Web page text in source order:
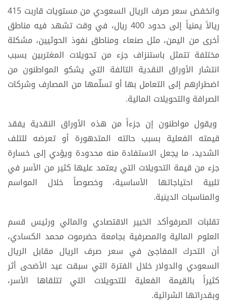
وانخفض سعر صرف الريال السعودي من مستويات قاربت 415
ريالاً يمنياً إلى حدود 400 ريال، في وقت تشهد فيه مناطق
أخرى من اليمن، مثل صنعاء ومناطق نفوذ الحوثيين، مشكلة
مختلفة تتمثل باستنزاف جزء من تحويلات المغتربين بسبب
انتشار الأوراق النقدية التالفة التي يشكو المواطنون من
اضطرارهم إلى التعامل بها أو تسلّمها من المصارف وشركات
الصرافة والتحويلات المالية.
ويقول مواطنون إن جزءاً من هذه الأوراق النقدية يفقد
قيمته الفعلية بسبب حالته المتدهورة أو تعرضه للتلف
الشديد، ما يجعل الاستفادة منه محدودة ويؤدي إلى خسارة
جزء من قيمة التحويلات التي يعتمد عليها كثير من الأسر في
تلبية احتياجاتها الأساسية، وخصوصاً خلال المواسم
والمناسبات الدينية.
تقلبات الصرفوأكد الخبير الاقتصادي والمالي ورئيس قسم
العلوم المالية والمصرفية بجامعة حضرموت محمد الكسادي،
أن التحرك المفاجئ في سعر صرف الريال مقابل الريال
السعودي والدولار خلال الفترة التي سبقت عيد الأضحى أثر
كثيراً بالقيمة الفعلية للتحويلات التي تتلقاها الأسر،
وبقدراتها الشرائية.